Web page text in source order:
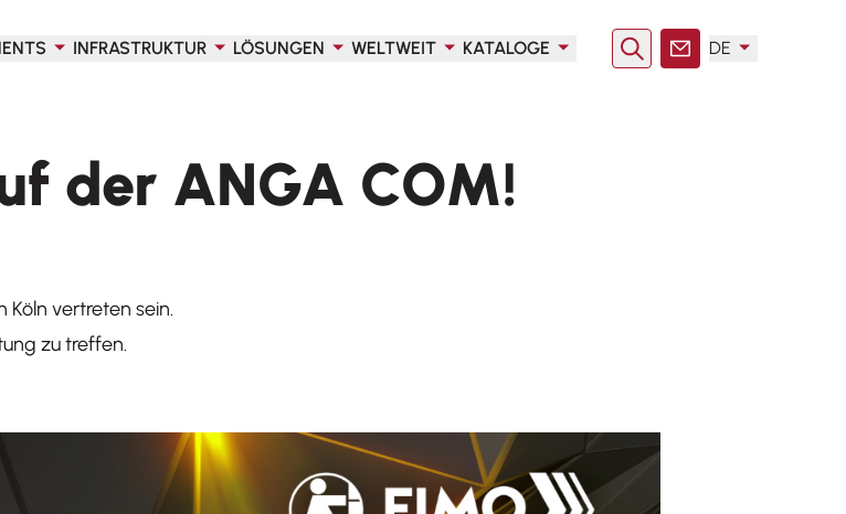
INFRASTRUKTUR LÖSUNGEN WELTWEIT KATALOGE SucheKontakt
DE
der ANGA COM!
Köln vertreten sein.
zu treffen.